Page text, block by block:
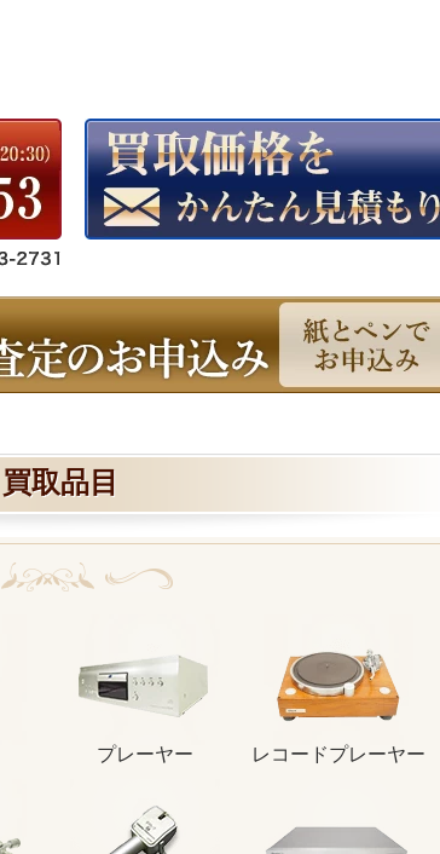
買取品目
プレーヤー レコードプレーヤー